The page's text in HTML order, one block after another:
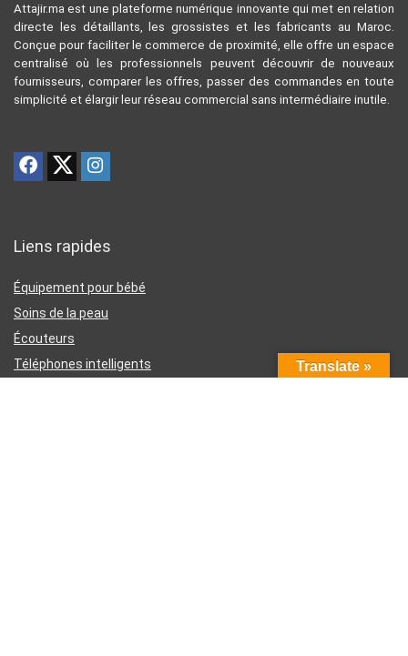
Attajir.ma est une plateforme numérique innovante qui met en relation
directe les détaillants, les grossistes et les fabricants au Maroc.
Conçue pour faciliter le commerce de proximité, elle offre un espace
centralisé où les professionnels peuvent découvrir de nouveaux
fournisseurs, comparer les offres, passer des commandes en toute
simplicité et élargir leur réseau commercial sans intermédiaire inutile.
Liens rapides
Équipement pour bébé
Soins de la peau
Écouteurs
Téléphones intelligents
Translate »